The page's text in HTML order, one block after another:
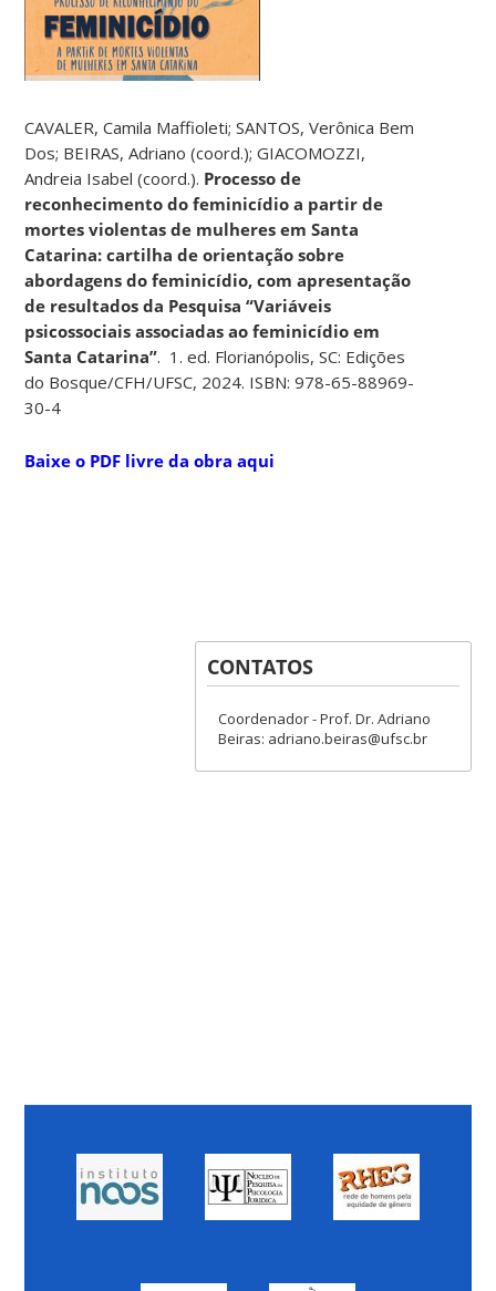
CAVALER, Camila Maffioleti; SANTOS, Verônica Bem
Dos; BEIRAS, Adriano (coord.); GIACOMOZZI,
Andreia Isabel (coord.). Processo de
reconhecimento do feminicídio a partir de
mortes violentas de mulheres em Santa
Catarina: cartilha de orientação sobre
abordagens do feminicídio, com apresentação
de resultados da Pesquisa “Variáveis
psicossociais associadas ao feminicídio em
Santa Catarina”. 1. ed. Florianópolis, SC: Edições
do Bosque/CFH/UFSC, 2024. ISBN: 978-65-88969-
30-4
Baixe o PDF livre da obra aqui
CONTATOS
Coordenador - Prof. Dr. Adriano
Beiras: adriano.beiras@ufsc.br